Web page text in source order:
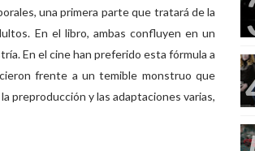
una primera parte que tratará de la
En el libro, ambas confluyen en un
En el cine han preferido esta fórmula a
frente a un temible monstruo que
preproducción y las adaptaciones varias,